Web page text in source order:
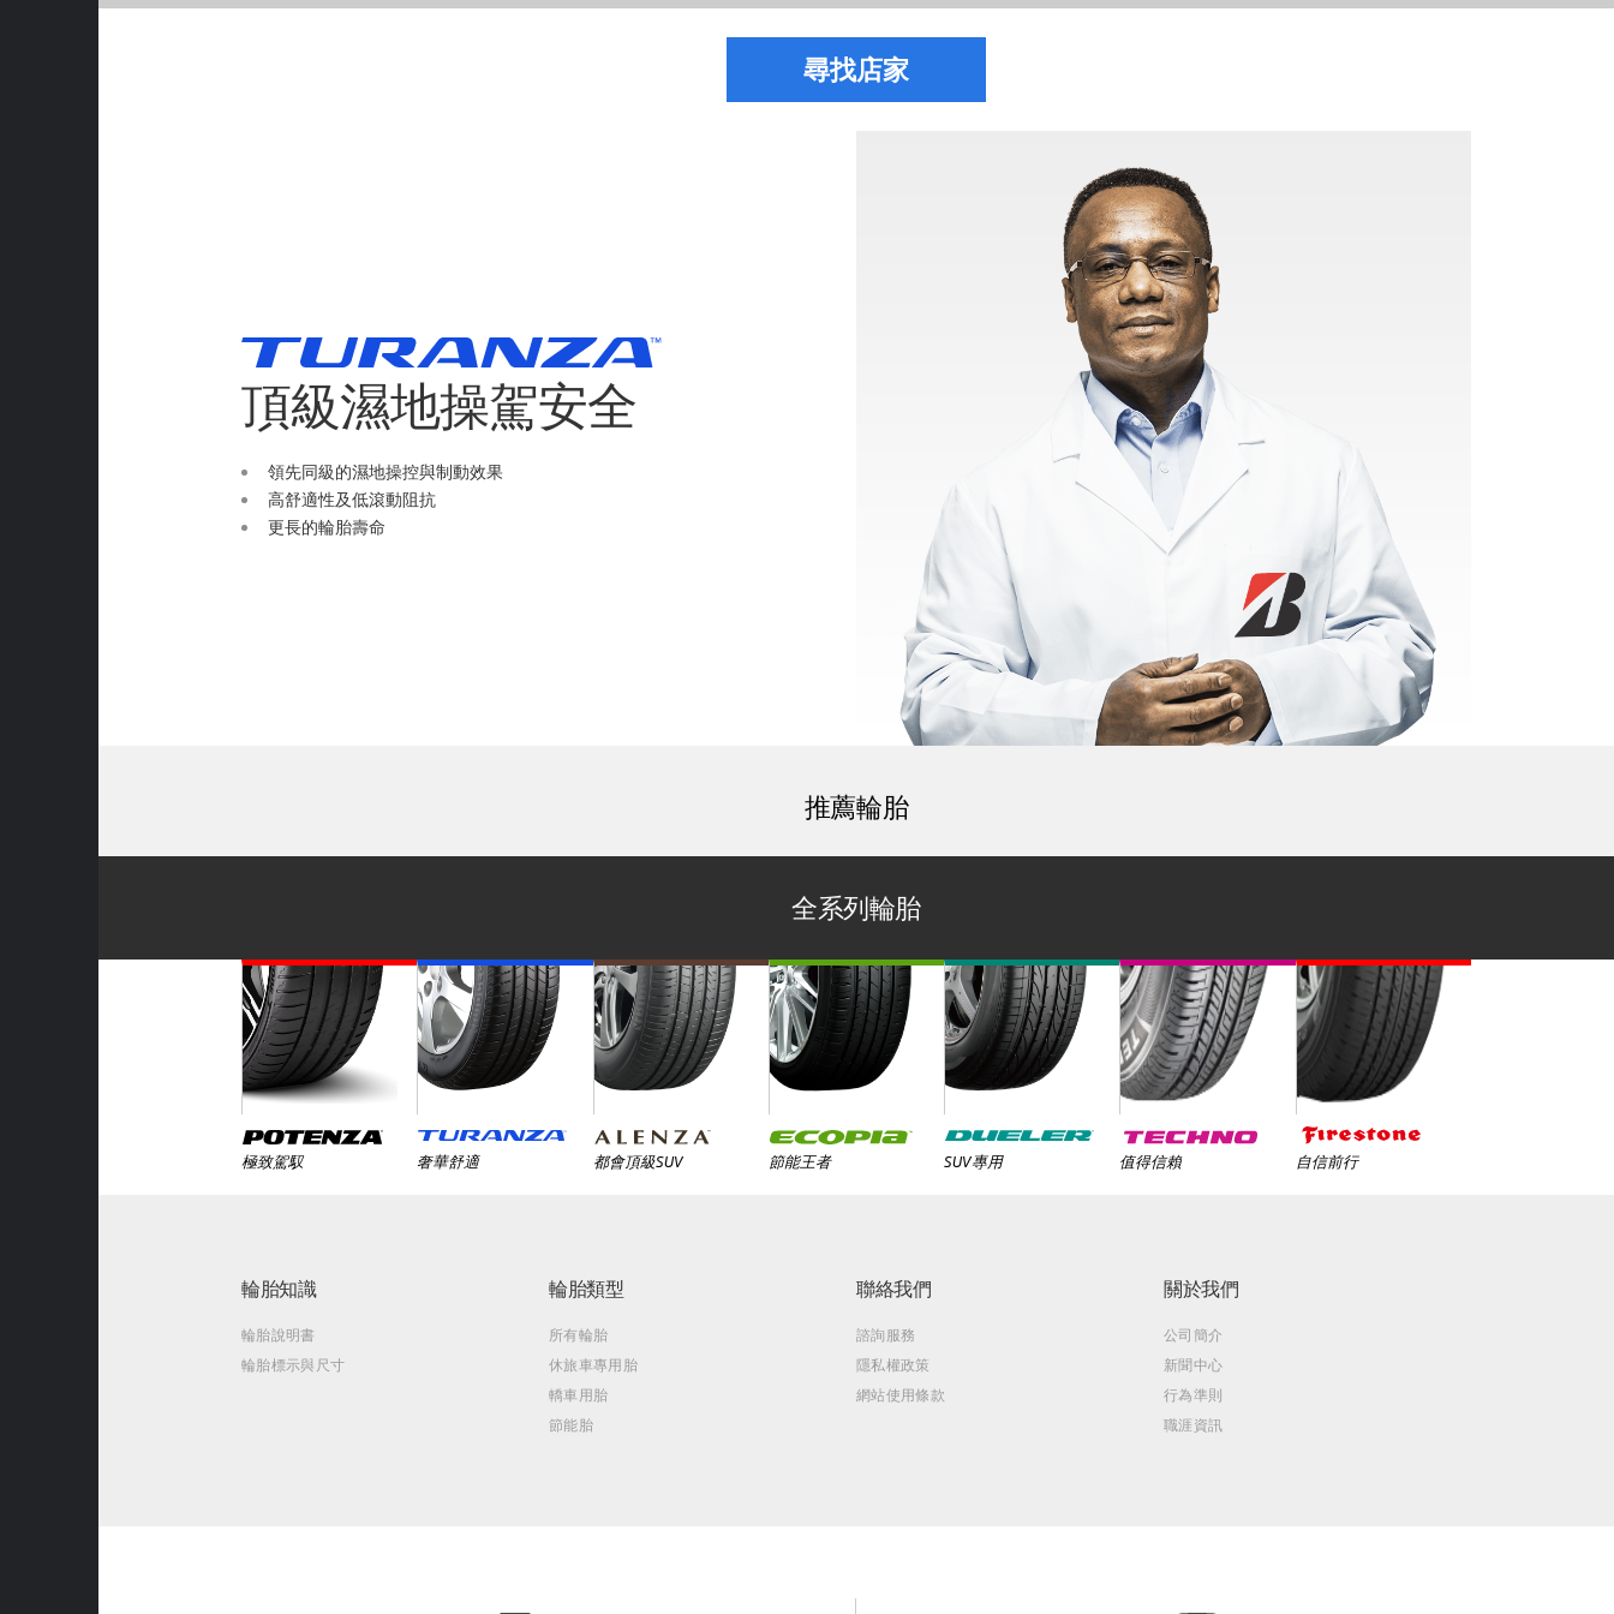
尋找店家
頂級濕地操駕安全
領先同級的濕地操控與制動效果
高舒適性及低滾動阻抗
更長的輪胎壽命
推薦輪胎
全系列輪胎
極致駕馭 奢華舒適 都會頂級SUV 節能王者 SUV專用 值得信賴 自信前行
輪胎知識
輪胎說明書
輪胎標示與尺寸
輪胎類型
所有輪胎
休旅車專用胎
轎車用胎
節能胎
聯絡我們
諮詢服務
隱私權政策
網站使用條款
關於我們
公司簡介
新聞中心
行為準則
職涯資訊